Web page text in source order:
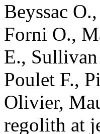
Beyssac O.,
Forni O.,
E., Sullivan
Poulet F.,
Olivier,
regolith at